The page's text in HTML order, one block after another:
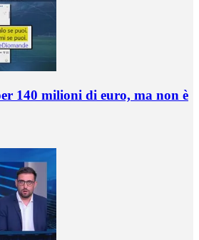
140 milioni di euro, ma non è